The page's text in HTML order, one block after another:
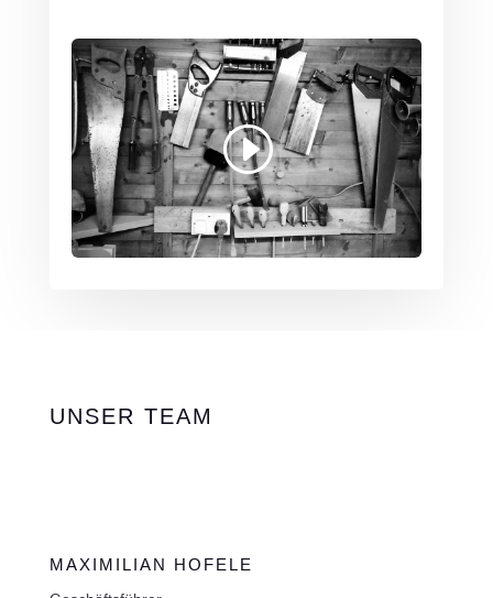
Mit dem Laden des Videos akzeptieren Sie
die Datenschutzerklärung von YouTube.
Mehr erfahren
Video laden
YouTube immer entsperren
UNSER TEAM
MAXIMILIAN HOFELE